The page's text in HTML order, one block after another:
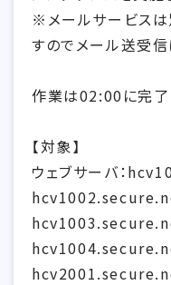
※メールサービスは
すのでメール送受信
作業は02:00に完了
【対象】
ウェブサーバ：